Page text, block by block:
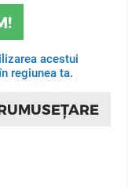
acestui
regiunea ta.